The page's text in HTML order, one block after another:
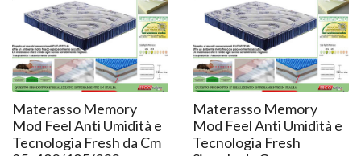
Materasso Memory
Mod Feel Anti Umidità e
Tecnologia Fresh da Cm
Materasso Memory
Mod Feel Anti Umidità e
Tecnologia Fresh